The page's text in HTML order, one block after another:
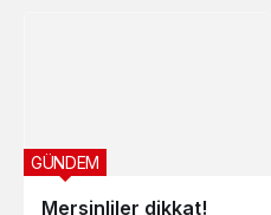
Mersinliler dikkat!
GÜNDEM